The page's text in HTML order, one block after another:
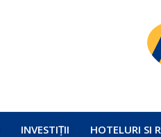
INVESTIȚII HOTELURI SI